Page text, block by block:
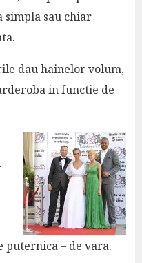
simpla sau chiar
dau hainelor volum,
in functie de
– de vara.